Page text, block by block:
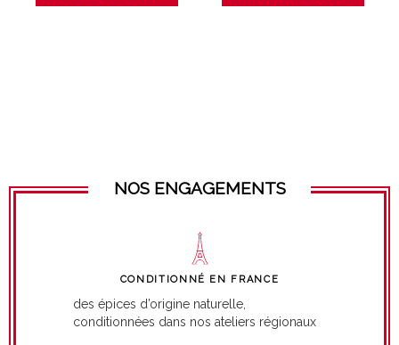
NOS ENGAGEMENTS
CONDITIONNÉ EN FRANCE
des épices d’origine naturelle,
conditionnées dans nos ateliers régionaux